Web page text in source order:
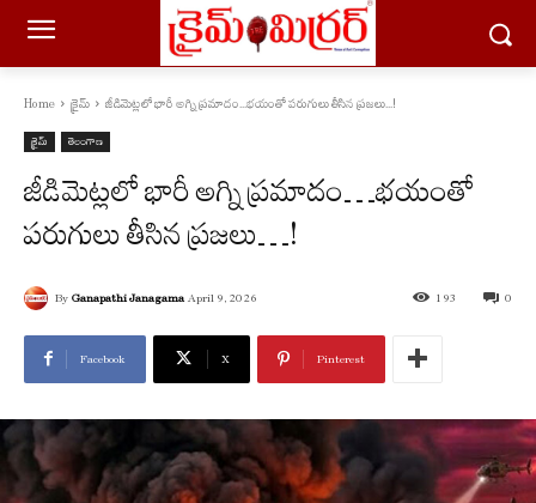
Home క్రైమ్ జీడిమెట్ల‌లో భారీ అగ్ని ప్ర‌మాదం...భ‌యంతో ప‌రుగులు తీసిన ప్ర‌జ‌లు...!
క్రైమ్ తెలంగాణ
జీడిమెట్ల‌లో భారీ అగ్ని ప్ర‌మాదం…భ‌యంతో
ప‌రుగులు తీసిన ప్ర‌జ‌లు…!
By Ganapathi Janagama April 9, 2026 0
193
Facebook X Pinterest